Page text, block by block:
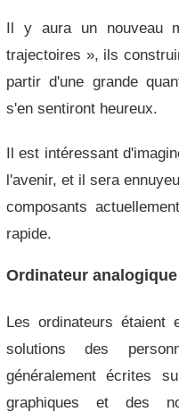
Il y aura un nouveau
trajectoires », ils
partir d'une grande
s'en sentiront heureux.
Il est intéressant
l'avenir, et il sera
composants
rapide.
Ordinateur analogique
Les ordinateurs étaient
solutions des
généralement écrites
graphiques et des